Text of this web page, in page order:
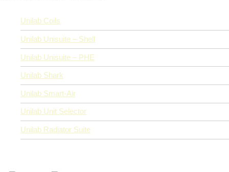
Unilab Coils
Unilab Unisuite – Shell
Unilab Unisuite – PHE
Unilab Shark
Unilab Smart-Air
Unilab Unit Selector
Unilab Radiator Suite